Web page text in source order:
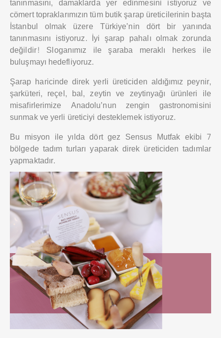
cömert topraklarımızın tüm butik şarap üreticilerinin başta
İstanbul olmak üzere Türkiye’nin dört bir yanında
tanınmasını istiyoruz. İyi şarap pahalı olmak zorunda
değildir! Sloganımız ile şaraba meraklı herkes ile
buluşmayı hedefliyoruz.
Şarap haricinde direk yerli üreticiden aldığımız peynir,
şarküteri, reçel, bal, zeytin ve zeytinyağı ürünleri ile
misafirlerimize Anadolu’nun zengin gastronomisini
sunmak ve yerli üreticiyi desteklemek istiyoruz.
Bu misyon ile yılda dört gez Sensus Mutfak ekibi 7
bölgede tadım turları yaparak direk üreticiden tadımlar
yapmaktadır.